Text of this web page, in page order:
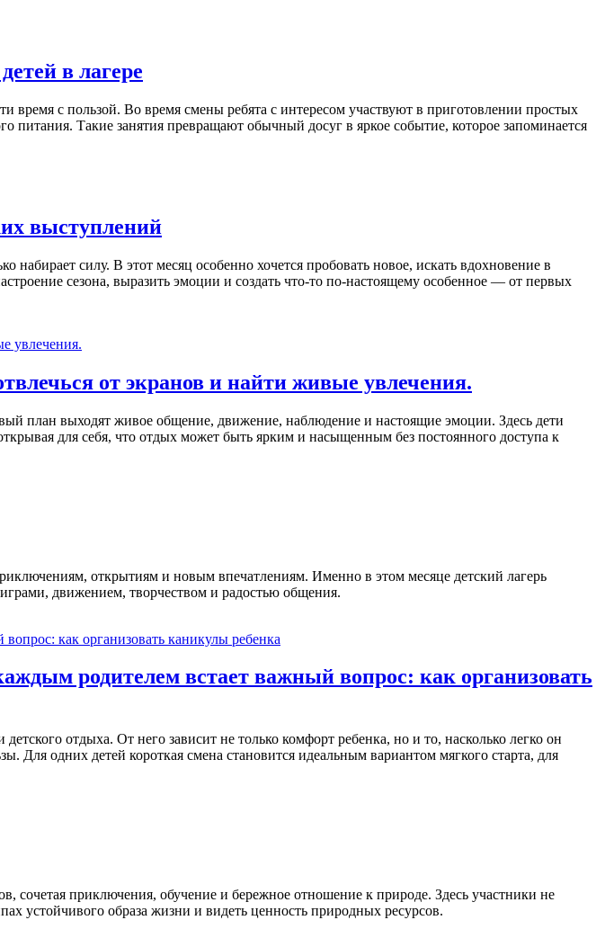
в лагере
время с пользой. Во время смены ребята с интересом участвуют в приготовлении простых
питания. Такие занятия превращают обычный досуг в яркое событие, которое запоминается
выступлений
силу. В этот месяц особенно хочется пробовать новое, искать вдохновение в
сезона, выразить эмоции и создать что-то по-настоящему особенное — от первых
от экранов и найти живые увлечения.
план выходят живое общение, движение, наблюдение и настоящие эмоции. Здесь дети
для себя, что отдых может быть ярким и насыщенным без постоянного доступа к
открытиям и новым впечатлениям. Именно в этом месяце детский лагерь
движением, творчеством и радостью общения.
родителем встает важный вопрос: как организовать
отдыха. От него зависит не только комфорт ребенка, но и то, насколько легко он
Для одних детей короткая смена становится идеальным вариантом мягкого старта, для
сочетая приключения, обучение и бережное отношение к природе. Здесь участники не
устойчивого образа жизни и видеть ценность природных ресурсов.